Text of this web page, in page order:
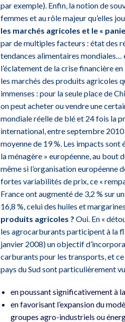
par exemple). Enfin, la notion de
femmes et au rôle majeur qu’elles
les marchés agricoles et le «
par de multiples facteurs : état des
tendances alimentaires mondiales…
l’éclatement de la crise financière
les marchés des produits agricoles
immenses : pour la seule place de
on peut acheter ou vendre une
mondiale réelle de blé et 24 fois la
international, entre septembre
moyenne de 19 %. Les impacts sont
la ménagère » européenne, au
même si l’organisation européenne
fortes variabilités de prix, ce «
France ont augmenté de 3,2 % sur
16,8 %, celui des huiles et
produits agricoles ? Oui. En «
les agrocarburants participent à la
janvier 2008) un objectif
carburants pour les transports, et
pays du Sud sont particulièrement
en poussant significativement à
en favorisant l’expansion du
groupes agro-industriels ou